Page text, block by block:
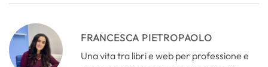
FRANCESCA PIETROPAOLO
Una vita tra libri e web per professione e